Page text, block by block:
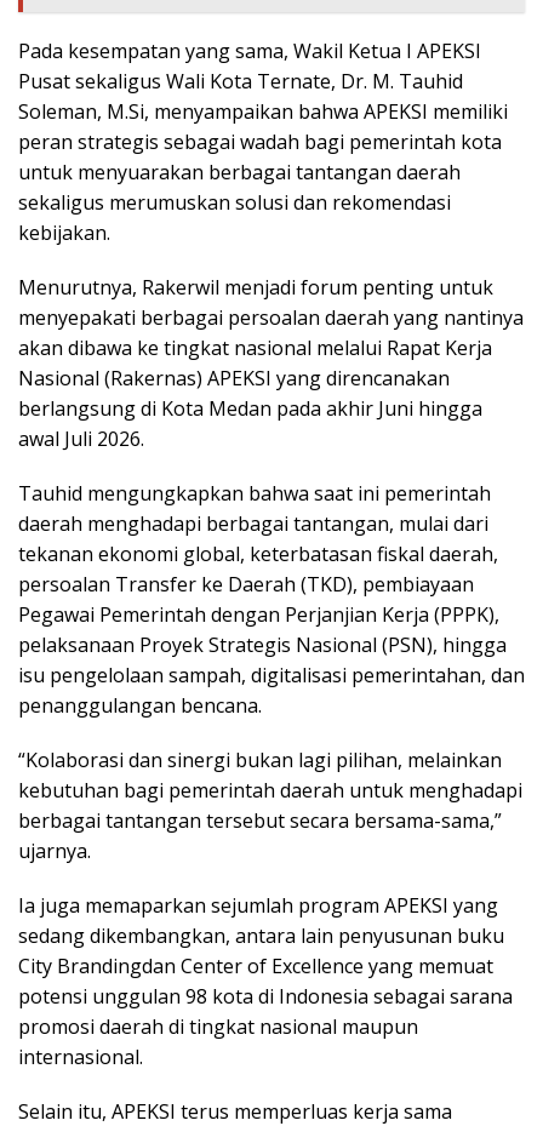
Pada kesempatan yang sama, Wakil Ketua I APEKSI
Pusat sekaligus Wali Kota Ternate, Dr. M. Tauhid
Soleman, M.Si, menyampaikan bahwa APEKSI memiliki
peran strategis sebagai wadah bagi pemerintah kota
untuk menyuarakan berbagai tantangan daerah
sekaligus merumuskan solusi dan rekomendasi
kebijakan.
Menurutnya, Rakerwil menjadi forum penting untuk
menyepakati berbagai persoalan daerah yang nantinya
akan dibawa ke tingkat nasional melalui Rapat Kerja
Nasional (Rakernas) APEKSI yang direncanakan
berlangsung di Kota Medan pada akhir Juni hingga
awal Juli 2026.
Tauhid mengungkapkan bahwa saat ini pemerintah
daerah menghadapi berbagai tantangan, mulai dari
tekanan ekonomi global, keterbatasan fiskal daerah,
persoalan Transfer ke Daerah (TKD), pembiayaan
Pegawai Pemerintah dengan Perjanjian Kerja (PPPK),
pelaksanaan Proyek Strategis Nasional (PSN), hingga
isu pengelolaan sampah, digitalisasi pemerintahan, dan
penanggulangan bencana.
“Kolaborasi dan sinergi bukan lagi pilihan, melainkan
kebutuhan bagi pemerintah daerah untuk menghadapi
berbagai tantangan tersebut secara bersama-sama,”
ujarnya.
Ia juga memaparkan sejumlah program APEKSI yang
sedang dikembangkan, antara lain penyusunan buku
City Brandingdan Center of Excellence yang memuat
potensi unggulan 98 kota di Indonesia sebagai sarana
promosi daerah di tingkat nasional maupun
internasional.
Selain itu, APEKSI terus memperluas kerja sama